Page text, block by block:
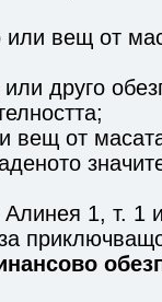
или вещ от
друго
вещ от
1, т. 1